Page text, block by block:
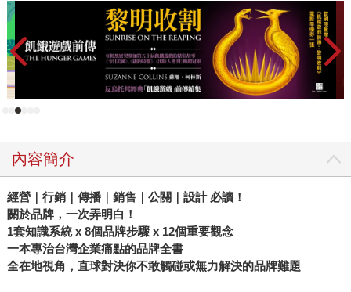
內容簡介
經營｜行銷｜傳播｜銷售｜公關｜設計 必讀！
關於品牌，一次弄明白！
1套知識系統 x 8個品牌步驟 x 12個重要觀念
一本專治台灣企業痛點的品牌全書
全在地視角，直球對決你不敢觸碰或無力解決的品牌難題